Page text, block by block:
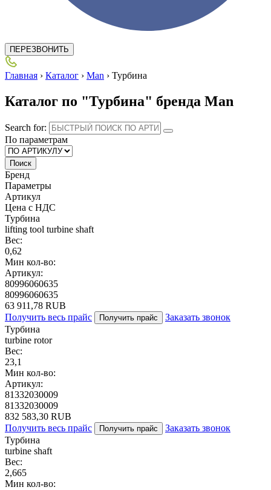
ПЕРЕЗВОНИТЬ
Главная › Каталог › Man › Турбина
Каталог по "Турбина" бренда Man
Search for:
По параметрам
Поиск
Бренд
Параметры
Артикул
Цена с НДС
Турбина
lifting tool turbine shaft
Вес:
0,62
Мин кол-во:
Артикул:
80996060635
80996060635
63 911,78 RUB
Получить весь прайс
Получить прайс
Заказать звонок
Турбина
turbine rotor
Вес:
23,1
Мин кол-во:
Артикул:
81332030009
81332030009
832 583,30 RUB
Получить весь прайс
Получить прайс
Заказать звонок
Турбина
turbine shaft
Вес:
2,665
Мин кол-во: